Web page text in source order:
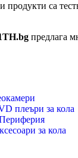
продукти са
предлага
плеъри за кола
за кола